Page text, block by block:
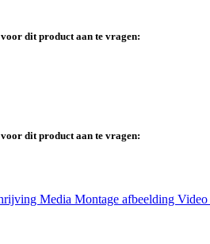
dit product aan te vragen:
dit product aan te vragen:
Media Montage afbeelding Video